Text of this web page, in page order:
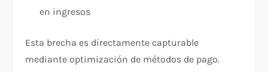
en ingresos
Esta brecha es directamente capturable
mediante optimización de métodos de pago.